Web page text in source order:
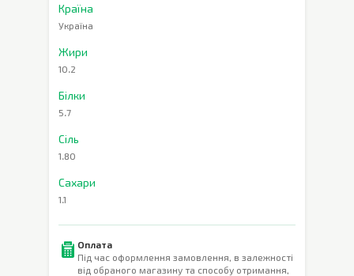
Країна
Україна
Жири
10.2
Білки
5.7
Сіль
1.80
Сахари
1.1
Оплата
Під час оформлення замовлення, в залежності
від обраного магазину та способу отримання,